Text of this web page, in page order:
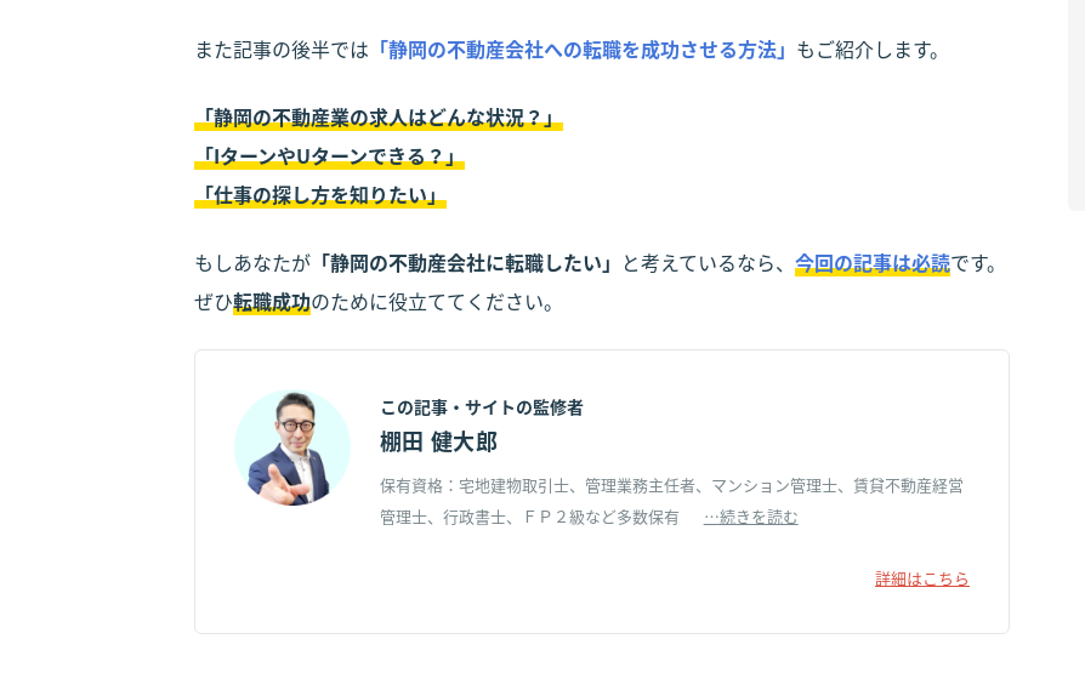
また記事の後半では 「静岡の不動産会社への転職を成功させる方法」 もご紹介します。
「静岡の不動産業の求人はどんな状況？」
「IターンやUターンできる？」
「仕事の探し方を知りたい」
もしあなたが 「静岡の不動産会社に転職したい」 と考えているなら、 今回の記事は必読です。
ぜひ転職成功のために役立ててください。
この記事・サイトの監修者
棚田 健大郎
保有資格：宅地建物取引士、管理業務主任者、マンション管理士、賃貸不動産経営
管理士、行政書士、ＦＰ２級など多数保有
…続きを読む
詳細はこちら